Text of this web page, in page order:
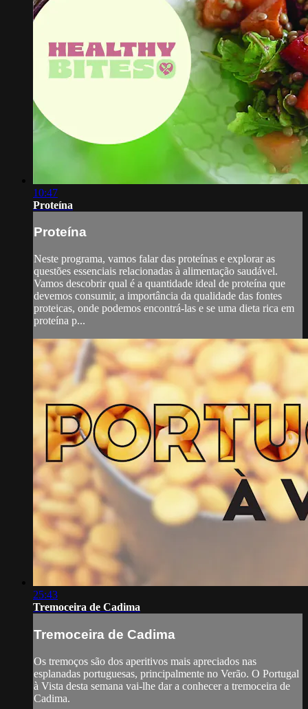
10:47
Proteína
Proteína
Neste programa, vamos falar das proteínas e explorar as
questões essenciais relacionadas à alimentação saudável.
Vamos descobrir qual é a quantidade ideal de proteína que
devemos consumir, a importância da qualidade das fontes
proteicas, onde podemos encontrá-las e se uma dieta rica em
proteína p...
25:43
Tremoceira de Cadima
Tremoceira de Cadima
Os tremoços são dos aperitivos mais apreciados nas
esplanadas portuguesas, principalmente no Verão. O Portugal
à Vista desta semana vai-lhe dar a conhecer a tremoceira de
Cadima.